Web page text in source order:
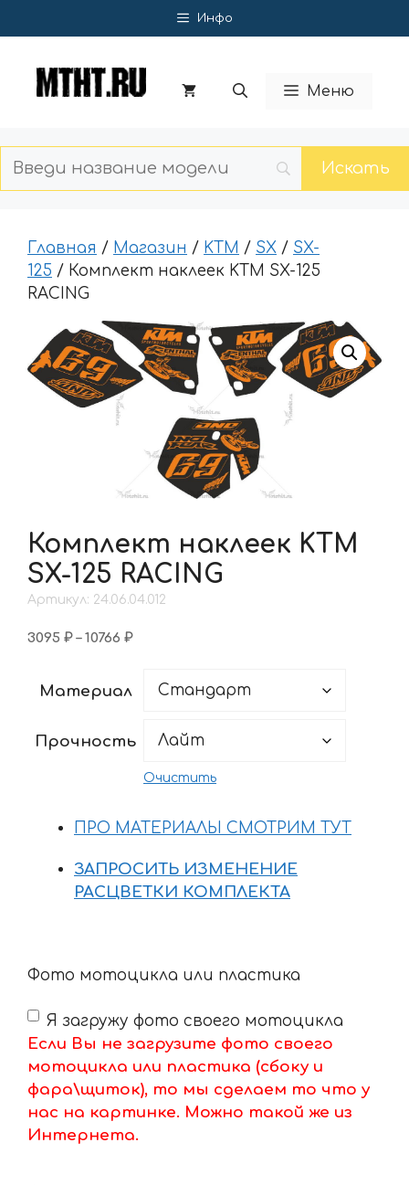
к
Инфо
Меню
Главная / Магазин / KTM / SX / SX-
125 / Комплект наклеек KTM SX-125
RACING
Комплект наклеек KTM
SX-125 RACING
Артикул: 24.06.04.012
3095 ₽ – 10766 ₽Диапазон
Материал
Прочность
Очистить
ПРО МАТЕРИАЛЫ СМОТРИМ ТУТ
ЗАПРОСИТЬ ИЗМЕНЕНИЕ
РАСЦВЕТКИ КОМПЛЕКТА
Фото мотоцикла или пластика
Я загружу фото своего мотоцикла
Если Вы не загрузите фото своего
мотоцикла или пластика (сбоку и
фара\щиток), то мы сделаем то что у
нас на картинке. Можно такой же из
Интернета.